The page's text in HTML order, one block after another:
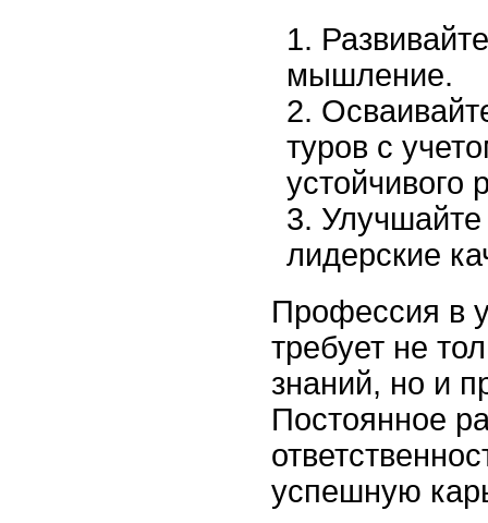
мышление.
туров с
устойчивого
лидерские
Профессия в
требует не
знаний, но и
Постоянное
успешную